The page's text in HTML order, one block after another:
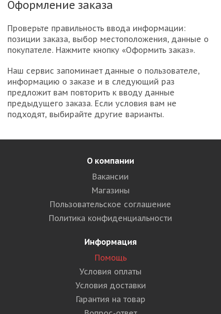
Оформление заказа
Проверьте правильность ввода информации:
позиции заказа, выбор местоположения, данные о
покупателе. Нажмите кнопку «Оформить заказ».
Наш сервис запоминает данные о пользователе,
информацию о заказе и в следующий раз
предложит вам повторить к вводу данные
предыдущего заказа. Если условия вам не
подходят, выбирайте другие варианты.
О компании
Вакансии
Магазины
Пользовательское соглашение
Политика конфиденциальности
Информация
Помощь
Условия оплаты
Условия доставки
Гарантия на товар